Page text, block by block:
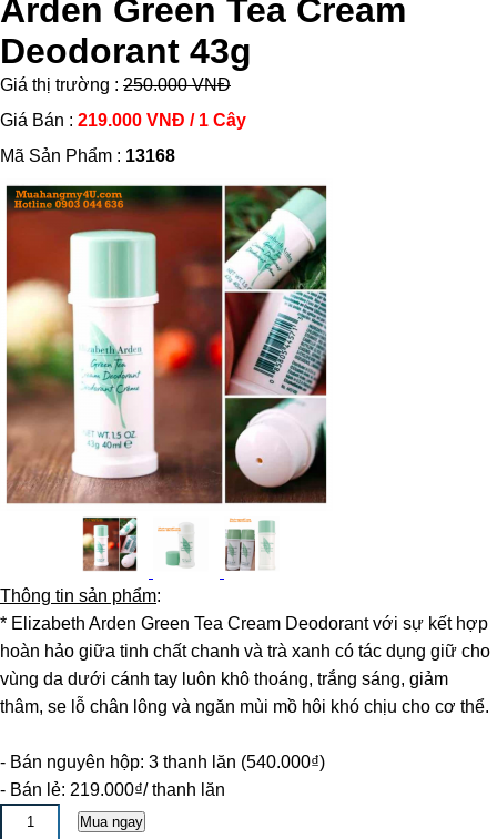
Arden Green Tea Cream
Deodorant 43g
Giá thị trường : 250.000 VNĐ
Giá Bán : 219.000 VNĐ / 1 Cây
Mã Sản Phẩm : 13168
Thông tin sản phẩm:
* Elizabeth Arden Green Tea Cream Deodorant với sự kết hợp
hoàn hảo giữa tinh chất chanh và trà xanh có tác dụng giữ cho
vùng da dưới cánh tay luôn khô thoáng, trắng sáng, giảm
thâm, se lỗ chân lông và ngăn mùi mồ hôi khó chịu cho cơ thể.
- Bán nguyên hộp: 3 thanh lăn (540.000₫)
- Bán lẻ: 219.000₫/ thanh lăn